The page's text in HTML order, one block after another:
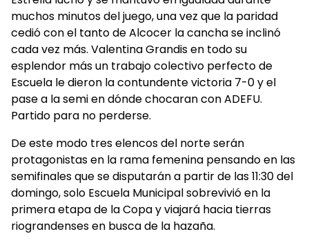
muchos minutos del juego, una vez que la paridad
cedió con el tanto de Alcocer la cancha se inclinó
cada vez más. Valentina Grandis en todo su
esplendor más un trabajo colectivo perfecto de
Escuela le dieron la contundente victoria 7-0 y el
pase a la semi en dónde chocaran con ADEFU.
Partido para no perderse.
De este modo tres elencos del norte serán
protagonistas en la rama femenina pensando en las
semifinales que se disputarán a partir de las 11:30 del
domingo, solo Escuela Municipal sobrevivió en la
primera etapa de la Copa y viajará hacia tierras
riograndenses en busca de la hazaña.